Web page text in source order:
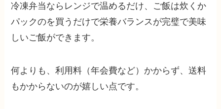
冷凍弁当ならレンジで温めるだけ、ご飯は炊くか
パックのを買うだけで栄養バランスが完璧で美味
しいご飯ができます。
何よりも、利用料（年会費など）かからず、送料
もかからないのが嬉しい点です。